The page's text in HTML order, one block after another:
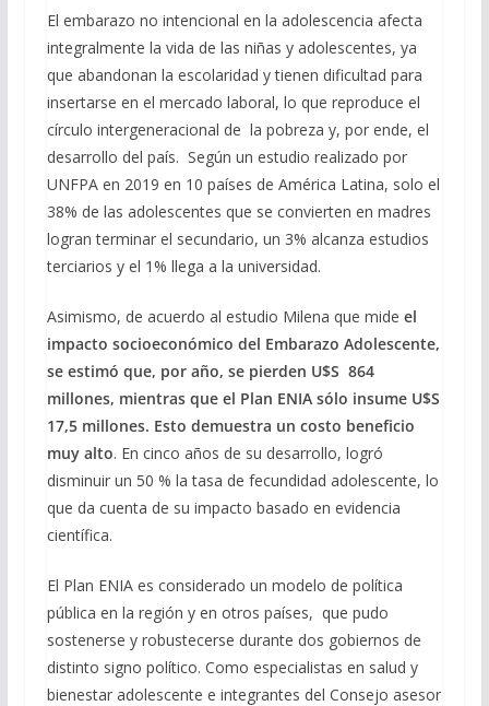
El embarazo no intencional en la adolescencia afecta
integralmente la vida de las niñas y adolescentes, ya
que abandonan la escolaridad y tienen dificultad para
insertarse en el mercado laboral, lo que reproduce el
círculo intergeneracional de la pobreza y, por ende, el
desarrollo del país. Según un estudio realizado por
UNFPA en 2019 en 10 países de América Latina, solo el
38% de las adolescentes que se convierten en madres
logran terminar el secundario, un 3% alcanza estudios
terciarios y el 1% llega a la universidad.
Asimismo, de acuerdo al estudio Milena que mide el
impacto socioeconómico del Embarazo Adolescente,
se estimó que, por año, se pierden U$S 864
millones, mientras que el Plan ENIA sólo insume U$S
17,5 millones. Esto demuestra un costo beneficio
muy alto. En cinco años de su desarrollo, logró
disminuir un 50 % la tasa de fecundidad adolescente, lo
que da cuenta de su impacto basado en evidencia
científica.
El Plan ENIA es considerado un modelo de política
pública en la región y en otros países, que pudo
sostenerse y robustecerse durante dos gobiernos de
distinto signo político. Como especialistas en salud y
bienestar adolescente e integrantes del Consejo asesor